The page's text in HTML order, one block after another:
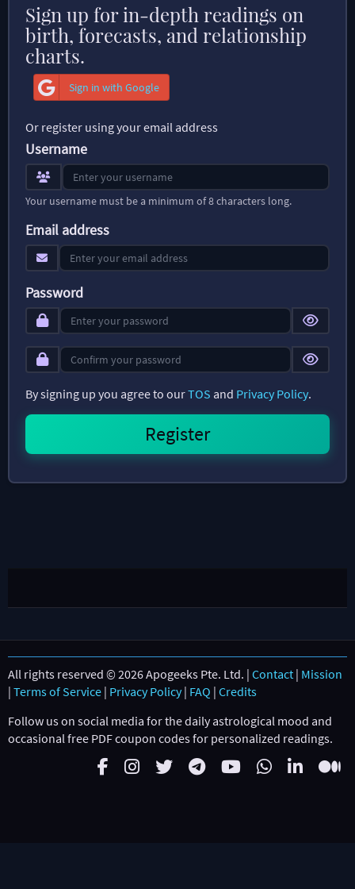
Sign up for in-depth readings on
birth, forecasts, and relationship
charts.
Sign in with Google
Or register using your email address
Username
Your username must be a minimum of 8 characters long.
Email address
Password
By signing up you agree to ourTOS and Privacy Policy.
All rights reserved © 2026 Apogeeks Pte. Ltd. | Contact | Mission
| Terms of Service | Privacy Policy| FAQ | Credits
Follow us on social media for the daily astrological mood and
occasional free PDF coupon codes for personalized readings.